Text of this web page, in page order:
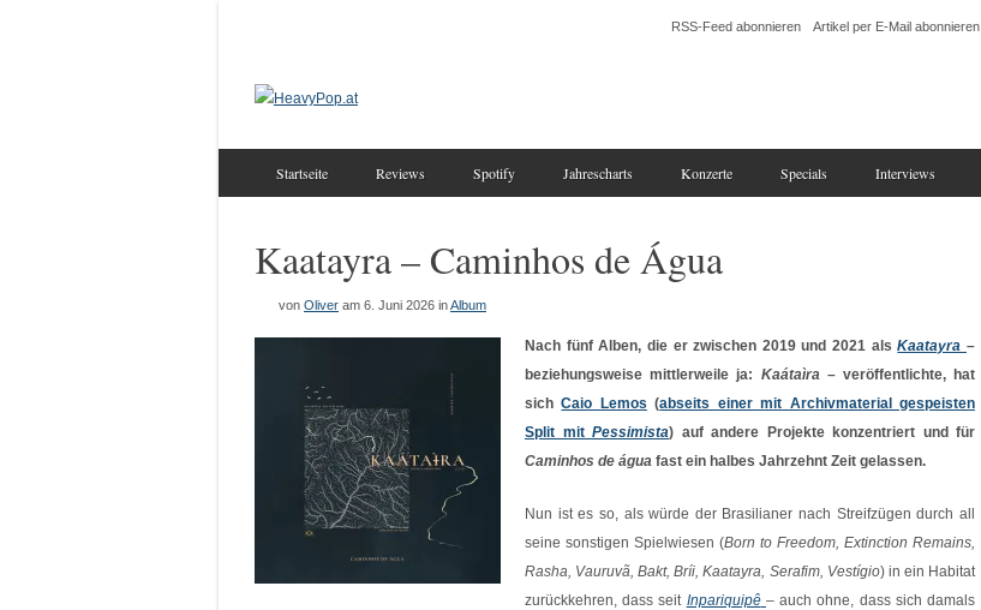
RSS-Feed abonnieren Artikel per E-Mail abonnieren
Startseite Reviews Spotify Jahrescharts Konzerte Specials Interviews
Kaatayra – Caminhos de Água
von Oliver am 6. Juni 2026 inAlbum
Nach fünf Alben, die er zwischen 2019 und 2021 alsKaatayra–
beziehungsweise mittlerweile ja: Kaátaìra – veröffentlichte, hat
sichCaio Lemos (abseits einer mit Archivmaterial gespeisten
Split mit Pessimista) auf andere Projekte konzentriert und für
Caminhos de água fast ein halbes Jahrzehnt Zeit gelassen.
Nun ist es so, als würde der Brasilianer nach Streifzügen durch all
seine sonstigen Spielwiesen (Born to Freedom, Extinction Remains,
Rasha, Vauruvã, Bakt, Bríi, Kaatayra, Serafim, Vestígio) in ein Habitat
zurückkehren, dass seit Inpariquipê – auch ohne, dass sich damals